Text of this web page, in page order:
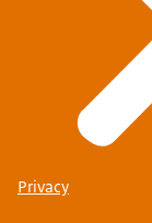
Privacy